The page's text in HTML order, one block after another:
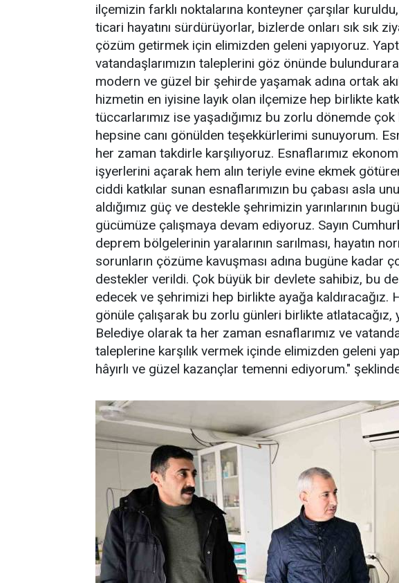
ilçemizin farklı noktalarına konteyner çarşılar
ticari hayatını sürdürüyorlar, bizlerde onları sık sık
çözüm getirmek için elimizden geleni yapıyoruz.
vatandaşlarımızın taleplerini göz önünde
modern ve güzel bir şehirde yaşamak adına ortak
hizmetin en iyisine layık olan ilçemize hep birlikte
tüccarlarımız ise yaşadığımız bu zorlu dönemde
hepsine canı gönülden teşekkürlerimi sunuyorum.
her zaman takdirle karşılıyoruz. Esnaflarımız
işyerlerini açarak hem alın teriyle evine ekmek
ciddi katkılar sunan esnaflarımızın bu çabası asla
aldığımız güç ve destekle şehrimizin yarınlarının
gücümüze çalışmaya devam ediyoruz. Sayın
deprem bölgelerinin yaralarının sarılması, hayatın
sorunların çözüme kavuşması adına bugüne kadar
destekler verildi. Çok büyük bir devlete sahibiz, bu
edecek ve şehrimizi hep birlikte ayağa kaldıracağız.
gönüle çalışarak bu zorlu günleri birlikte atlatacağız,
Belediye olarak ta her zaman esnaflarımız ve
taleplerine karşılık vermek içinde elimizden geleni
hâyırlı ve güzel kazançlar temenni ediyorum."